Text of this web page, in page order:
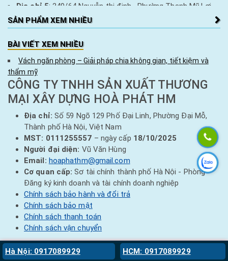
Địa chỉ 5: 249/64 Nguyễn thị định , Phường Thạnh Mỹ Lợi ,
Tp Thủ Đức
Điện thoại: 0917089929
SẢN PHẨM XEM NHIỀU
BÀI VIẾT XEM NHIỀU
Vách ngăn phòng – Giải pháp chia không gian, tiết kiệm và
thẩm mỹ
CÔNG TY TNHH SẢN XUẤT THƯƠNG
MẠI XÂY DỰNG HOÀ PHÁT HM
Địa chỉ: Số 59 Ngõ 129 Phố Đại Linh, Phường Đại Mỗ,
Thành phố Hà Nội, Việt Nam
MST: 0111255557 – ngày cấp 18/10/2025
Người đại diện: Vũ Văn Hùng
Email: hoaphathm@gmail.com
Cơ quan cấp: Sơ tài chính thành phố Hà Nội - Phòng
Đăng ký kinh doanh và tài chính doanh nghiệp
Chính sách bảo hành và đổi trả
Chính sách bảo mật
Chính sách thanh toán
Chính sách vận chuyển
Copyright © 2022 - 2026Siêu thị Hoà Phát | All rights reserved | Design bythiết kế website
Hà Nội: 0917089929 HCM: 0917089929